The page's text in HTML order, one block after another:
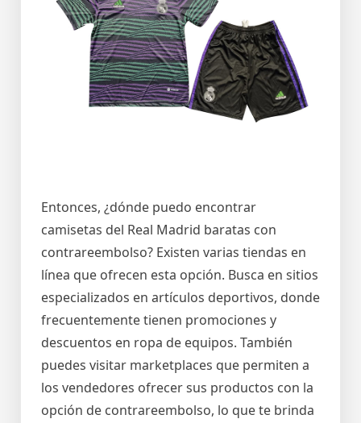
Entonces, ¿dónde puedo encontrar
camisetas del Real Madrid baratas con
contrareembolso? Existen varias tiendas en
línea que ofrecen esta opción. Busca en sitios
especializados en artículos deportivos, donde
frecuentemente tienen promociones y
descuentos en ropa de equipos. También
puedes visitar marketplaces que permiten a
los vendedores ofrecer sus productos con la
opción de contrareembolso, lo que te brinda